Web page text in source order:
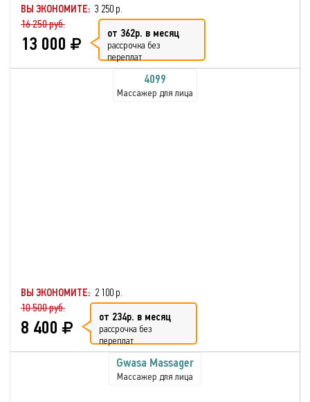
ВЫ ЭКОНОМИТЕ: 3 250 р.
16 250 руб.
13 000 от 362р. в месяц
рассрочка без
переплат
4099
Массажер для лица
ВЫ ЭКОНОМИТЕ: 2 100 р.
10 500 руб.
8 400 от 234р. в месяц
рассрочка без
переплат
Gwasa Massager
Массажер для лица